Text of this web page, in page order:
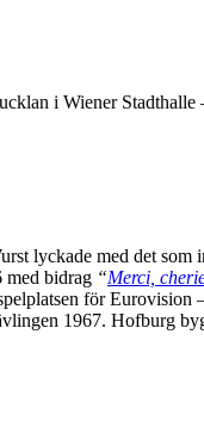
i Wiener
lyckade med det som
med bidrag “Merci,
för
1967. Hofburg